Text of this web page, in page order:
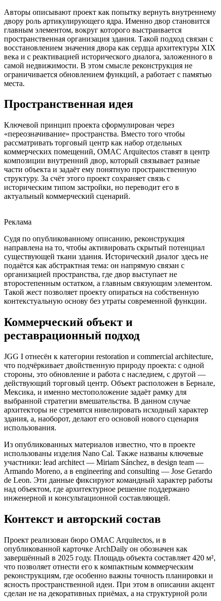
Авторы описывают проект как попытку вернуть внутреннему
двору роль артикулирующего ядра. Именно двор становится
главным элементом, вокруг которого выстраивается
пространственная организация здания. Такой подход связан с
восстановлением значения двора как сердца архитектуры XIX
века и с реактивацией исторического диалога, заложенного в
самой недвижимости. В этом смысле реконструкция не
ограничивается обновлением функций, а работает с памятью
места.
Пространственная идея
Ключевой принцип проекта сформулирован через
«переозначивание» пространства. Вместо того чтобы
рассматривать торговый центр как набор отдельных
коммерческих помещений, OMAC Arquitectos ставят в центр
композиции внутренний двор, который связывает разные
части объекта и задаёт ему понятную пространственную
структуру. За счёт этого проект сохраняет связь с
историческим типом застройки, но переводит его в
актуальный коммерческий сценарий.
Реклама
Судя по опубликованному описанию, реконструкция
направлена на то, чтобы активировать скрытый потенциал
существующей ткани здания. Исторический диалог здесь не
подаётся как абстрактная тема: он напрямую связан с
организацией пространства, где двор выступает не
второстепенным остатком, а главным связующим элементом.
Такой жест позволяет проекту опираться на собственную
контекстуальную основу без утраты современной функции.
Коммерческий объект и
реставрационный подход
JGG I отнесён к категории restoration и commercial architecture,
что подчёркивает двойственную природу проекта: с одной
стороны, это обновление и работа с наследием, с другой —
действующий торговый центр. Объект расположен в Бернале,
Мексика, и именно местоположение задаёт рамку для
выбранной стратегии вмешательства. В данном случае
архитекторы не стремятся нивелировать исходный характер
здания, а, наоборот, делают его основой нового сценария
использования.
Из опубликованных материалов известно, что в проекте
использованы изделия Nano Cal. Также названы ключевые
участники: lead architect — Miriam Sánchez, в design team —
Armando Moreno, а в engineering and consulting — Jose Gerardo
de Leon. Эти данные фиксируют командный характер работы
над объектом, где архитектурное решение поддержано
инженерной и консультационной составляющей.
Контекст и авторский состав
Проект реализован бюро OMAC Arquitectos, и в
опубликованной карточке ArchDaily он обозначен как
завершённый в 2025 году. Площадь объекта составляет 420 м²,
что позволяет отнести его к компактным коммерческим
реконструкциям, где особенно важны точность планировки и
ясность пространственной идеи. При этом в описании акцент
сделан не на декоративных приёмах, а на структурной роли